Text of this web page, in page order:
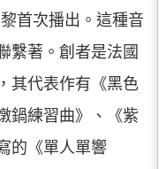
首次播出。這種音
繫著。創者是法國
其代表作有《黑色
鍋練習曲》、《紫
的《單人單響